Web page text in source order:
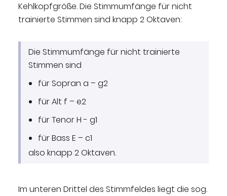
Kehlkopfgröße. Die Stimmumfänge für nicht
trainierte Stimmen sind knapp 2 Oktaven:
Die Stimmumfänge für nicht trainierte
Stimmen sind
für Sopran a – g2
für Alt f – e2
für Tenor H - g1
für Bass E – c1
also knapp 2 Oktaven.
Im unteren Drittel des Stimmfeldes liegt die sog.